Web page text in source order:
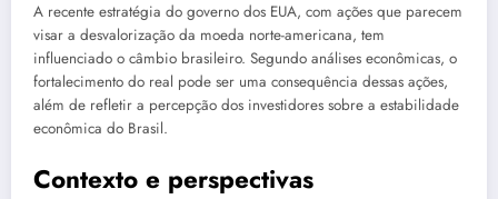
A recente estratégia do governo dos EUA, com ações que parecem
visar a desvalorização da moeda norte-americana, tem
influenciado o câmbio brasileiro. Segundo análises econômicas, o
fortalecimento do real pode ser uma consequência dessas ações,
além de refletir a percepção dos investidores sobre a estabilidade
econômica do Brasil.
Contexto e perspectivas